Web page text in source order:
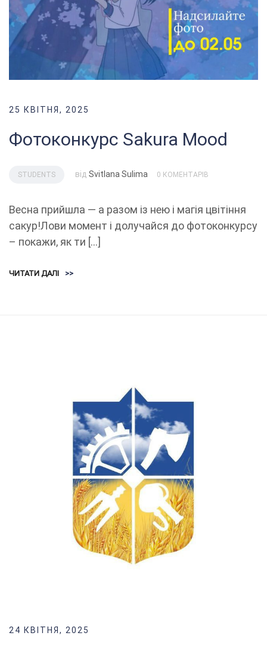
25 КВІТНЯ, 2025
Фотоконкурс Sakura Mood
STUDENTS від Svitlana Sulima 0 КОМЕНТАРІВ
Весна прийшла — а разом із нею і магія цвітіння
сакур!Лови момент і долучайся до фотоконкурсу
– покажи, як ти […]
ЧИТАТИ ДАЛІ >>
24 КВІТНЯ, 2025